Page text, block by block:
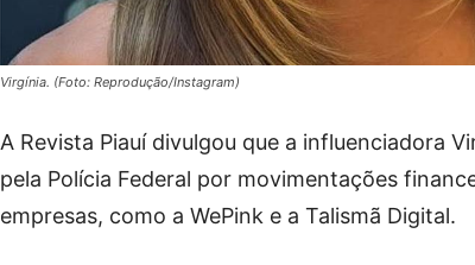
Virgínia. (Foto: Reprodução/Instagram)
A Revista Piauí divulgou que a influenciadora
pela Polícia Federal por movimentações
empresas, como a WePink e a Talismã Digital.